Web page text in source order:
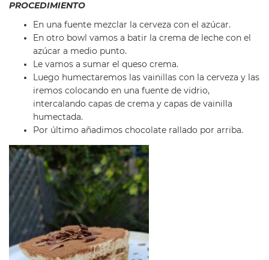
PROCEDIMIENTO
En una fuente mezclar la cerveza con el azúcar.
En otro bowl vamos a batir la crema de leche con el
azúcar a medio punto.
Le vamos a sumar el queso crema.
Luego humectaremos las vainillas con la cerveza y las
iremos colocando en una fuente de vidrio,
intercalando capas de crema y capas de vainilla
humectada.
Por último añadimos chocolate rallado por arriba.